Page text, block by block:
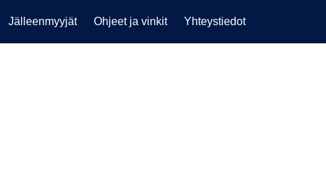
Jälleenmyyjät Ohjeet ja vinkit Yhteystiedot